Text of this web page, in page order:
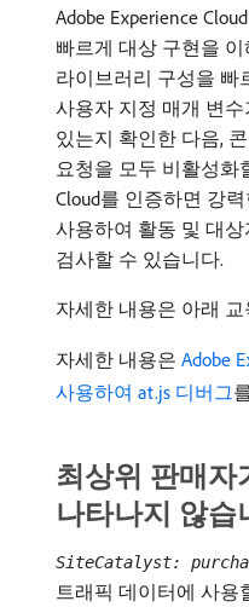
Adobe Experience
빠르게 대상 구현을
라이브러리 구성을 빠
사용자 지정 매개 변
있는지 확인한 다음,
요청을 모두 비활성화
Cloud를 인증하면 강
사용하여 활동 및 대
검사할 수 있습니다.
자세한 내용은 아래
자세한 내용은 Adobe
사용하여 at.js 디버그
최상위 판매자
나타나지 않습
SiteCatalyst:
트래픽 데이터에 사용